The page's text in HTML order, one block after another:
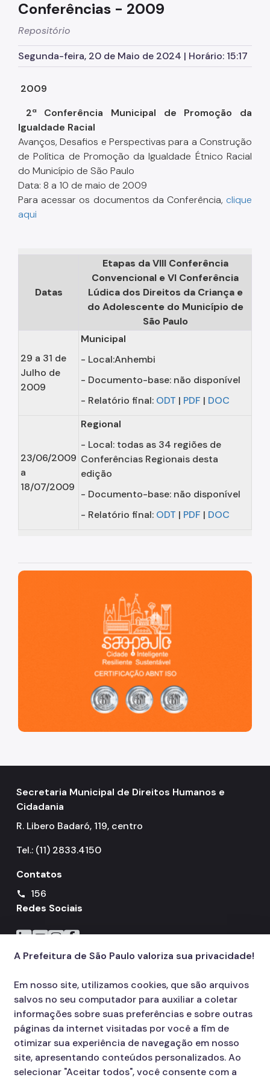
Igualdade Racial
Imigrantes e Trabalho Decente
Juventude
LGBTI+
Ouvidoria de Direitos Humanos
Pessoa Idosa
Pessoas Desaparecidas
Povos Indígenas
Promoção e Defesa dos Direitos Humanos
Fundos Vinculados
Fundo de Abastecimento Alimentar de São Paulo -
Fundo Municipal de Combate à Fome - FUMCAF
Fundo Municipal do Idoso - FMID
Fundo Municipal dos Direitos da Criança e do
Adolescente - FUMCAD
Sobre Direitos Humanos
Proteção de Dados Pessoais e Privacidade
Conferências - 2009
Repositório
Segunda-feira, 20 de Maio de 2024 | Horário: 15:17
2009
2ª Conferência Municipal de Promoção da
Igualdade Racial
Avanços, Desafios e Perspectivas para a Construção
de Política de Promoção da Igualdade Étnico Racial
do Município de São Paulo
Data: 8 a 10 de maio de 2009
Para acessar os documentos da Conferência, clique
aqui
Datas
Etapas da VIII Conferência
Convencional e VI Conferência
Lúdica dos Direitos da Criança e
do Adolescente do Município de
São Paulo
29 a 31 de
Julho de
2009
Municipal
- Local:Anhembi
- Documento-base: não disponível
- Relatório final: ODT | PDF | DOC
23/06/2009
a
18/07/2009
Regional
- Local: todas as 34 regiões de
Conferências Regionais desta
edição
- Documento-base: não disponível
- Relatório final: ODT | PDF | DOC
São Paulo, cidade inteligente, resiliente e sustentável
Secretaria Municipal de Direitos Humanos e
Cidadania
R. Libero Badaró, 119, centro
Tel.: (11) 2833.4150
Contatos
call
156
Redes Sociais
Icone do LinkedIn
Icone do YouTube
Icone do Instagram
Icone do Facebook
A Prefeitura de São Paulo valoriza sua privacidade!
Em nosso site, utilizamos cookies, que são arquivos
salvos no seu computador para auxiliar a coletar
informações sobre suas preferências e sobre outras
páginas da internet visitadas por você a fim de
otimizar sua experiência de navegação em nosso
site, apresentando conteúdos personalizados. Ao
selecionar "Aceitar todos", você consente com a